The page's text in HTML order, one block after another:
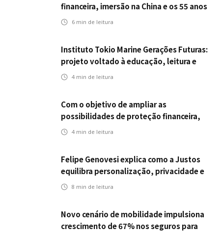
financeira, imersão na China e os 55 anos
da ENS
6 min de leitura
Instituto Tokio Marine Gerações Futuras:
projeto voltado à educação, leitura e
empregabilidade
4 min de leitura
Com o objetivo de ampliar as
possibilidades de proteção financeira,
Icatu Seguros eleva capital segurado
4 min de leitura
Felipe Genovesi explica como a Justos
equilibra personalização, privacidade e
tecnologia
8 min de leitura
Novo cenário de mobilidade impulsiona
crescimento de 67% nos seguros para